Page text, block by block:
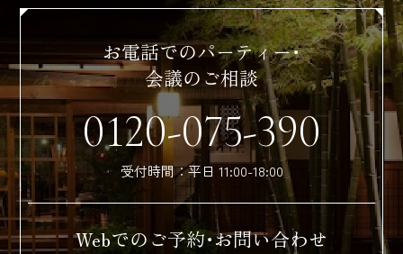
お電話でのパーティー・
会議のご相談
0120-075-390
受付時間：平日 11:00-18:00
Webでのご予約・お問い合わせ